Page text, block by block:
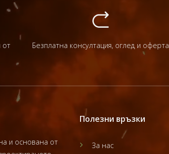
от
Безплатна консултация, оглед и оферта
и основана от
Полезни връзки
За нас